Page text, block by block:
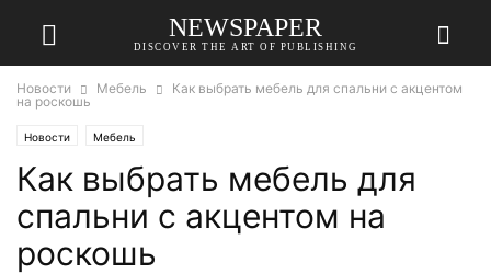
NEWSPAPER
DISCOVER THE ART OF PUBLISHING
Новости Мебель
Как выбрать мебель для спальни с акцентом
на роскошь
Новости Мебель
Как выбрать мебель для
спальни с акцентом на
роскошь